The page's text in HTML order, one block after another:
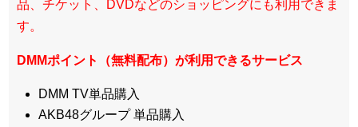
品、チケット、DVDなどのショッピングにも利用できま
す。
DMMポイント（無料配布）が利用できるサービス
DMM TV単品購入
AKB48グループ 単品購入